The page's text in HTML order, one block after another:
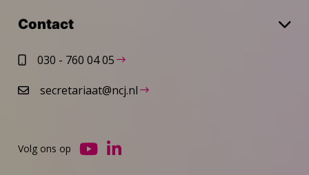
Contact
030 - 760 04 05
secretariaat@ncj.nl
Volg ons op
Ga
Ga